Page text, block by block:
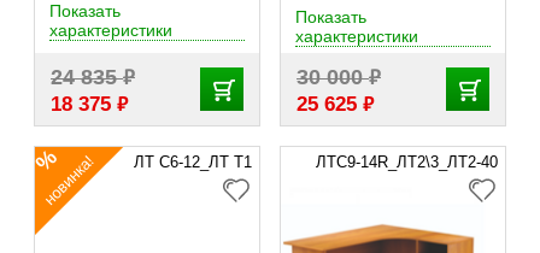
24 835₽
18 375 ₽
Показать
характеристики
30 000₽
25 625 ₽
Показать
характеристики
ЛТ С6-12_ЛТ Т1
новинка! ЛТС9-14R_ЛТ2\3_ЛТ2-40